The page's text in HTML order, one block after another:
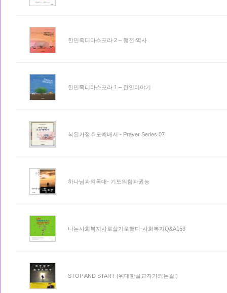
한민족디아스포라 2 – 행전:역사
한민족디아스포라 1 – 한인이야기
복된가정추모예배서 - Prayer Series.07
하나님과의독대- 기도의힘과권능
나는사회복지사로살기로했다-사회복지Q&A153
STOP AND START (위대한설교자가되는길!)